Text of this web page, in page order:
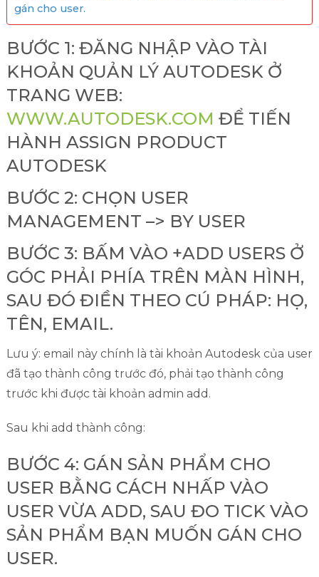
gán cho user.
BƯỚC 1: ĐĂNG NHẬP VÀO TÀI
KHOẢN QUẢN LÝ AUTODESK Ở
TRANG WEB:
WWW.AUTODESK.COM ĐỂ TIẾN
HÀNH ASSIGN PRODUCT
AUTODESK
BƯỚC 2: CHỌN USER
MANAGEMENT –> BY USER
BƯỚC 3: BẤM VÀO +ADD USERS Ở
GÓC PHẢI PHÍA TRÊN MÀN HÌNH,
SAU ĐÓ ĐIỀN THEO CÚ PHÁP: HỌ,
TÊN, EMAIL.
Lưu ý: email này chính là tài khoản Autodesk của user
đã tạo thành công trước đó, phải tạo thành công
trước khi được tài khoản admin add.
Sau khi add thành công:
BƯỚC 4: GÁN SẢN PHẨM CHO
USER BẰNG CÁCH NHẤP VÀO
USER VỪA ADD, SAU ĐO TICK VÀO
SẢN PHẨM BẠN MUỐN GÁN CHO
USER.